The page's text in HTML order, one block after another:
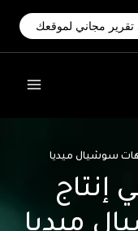
مجاني لموقعك
سوشيال ميديا